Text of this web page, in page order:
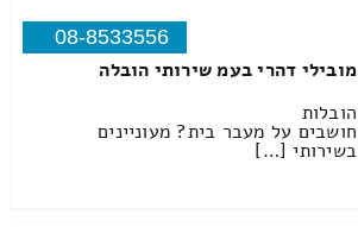
08-8533556
מובילי דהרי בעמ שירותי הובלה
הובלות
חושבים על מעבר בית? מעוניינים
בשירותי […]